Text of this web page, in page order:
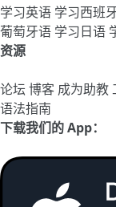
学习英语 学习西班
葡萄牙语 学习日语
资源
论坛 博客 成为助教
语法指南
下载我们的 App：